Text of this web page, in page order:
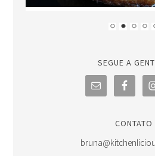
SEGUE A
CONTATO